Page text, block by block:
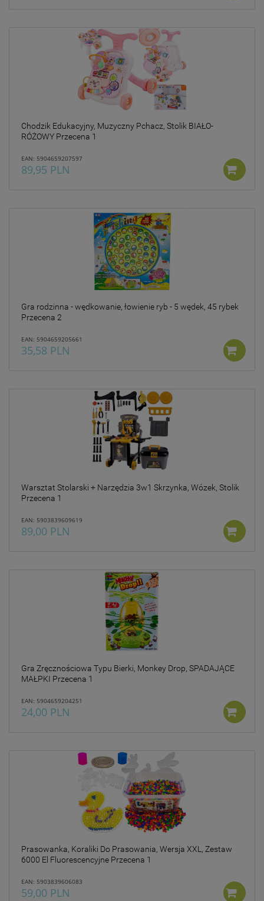
Chodzik Edukacyjny, Muzyczny Pchacz, Stolik BIAŁO-
RÓŻOWY Przecena 1
EAN: 5904659207597
89,95 PLN
Gra rodzinna - wędkowanie, łowienie ryb - 5 wędek, 45 rybek
Przecena 2
EAN: 5904659205661
35,58 PLN
Warsztat Stolarski + Narzędzia 3w1 Skrzynka, Wózek, Stolik
Przecena 1
EAN: 5903839609619
89,00 PLN
Gra Zręcznościowa Typu Bierki, Monkey Drop, SPADAJĄCE
MAŁPKI Przecena 1
EAN: 5904659204251
24,00 PLN
Prasowanka, Koraliki Do Prasowania, Wersja XXL, Zestaw
6000 El Fluorescencyjne Przecena 1
EAN: 5903839606083
59,00 PLN